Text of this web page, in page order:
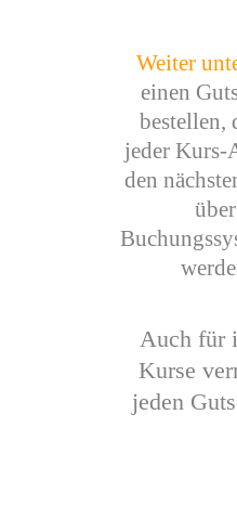
Weiter
einen
bestellen,
jeder Kurs-
den
Auch für
Kurse
jeden